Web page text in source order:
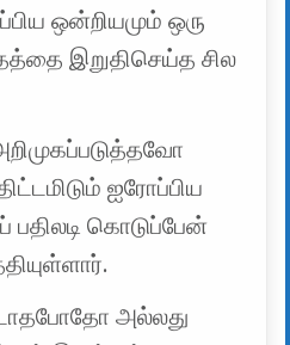
ஒன்றியமும் ஒரு
இறுதிசெய்த சில
ஐரோப்பிய
பதிலடி கொடுப்பேன்
அல்லது